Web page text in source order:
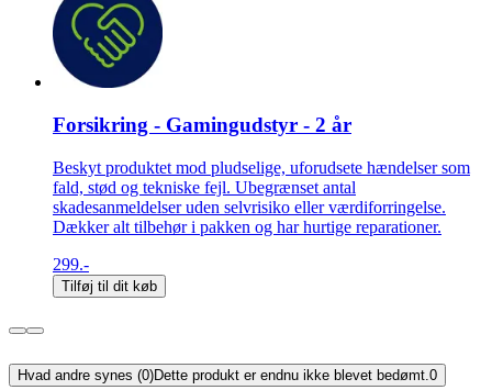
Forsikring - Gamingudstyr - 2 år
Beskyt produktet mod pludselige, uforudsete hændelser som
fald, stød og tekniske fejl. Ubegrænset antal
skadesanmeldelser uden selvrisiko eller værdiforringelse.
Dækker alt tilbehør i pakken og har hurtige reparationer.
299.-
Tilføj til dit køb
Hvad andre synes (0)Dette produkt er endnu ikke blevet bedømt. 0